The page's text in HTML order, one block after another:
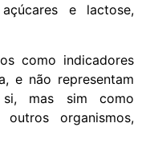
e lactose,
​​como indicadores
e não representam
mas sim como
organismos,